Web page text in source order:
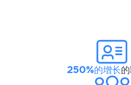
250%的增长